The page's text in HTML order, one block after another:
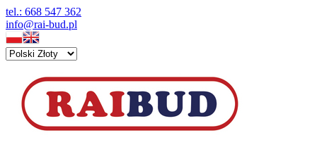
tel.: 668 547 362
info@rai-bud.pl